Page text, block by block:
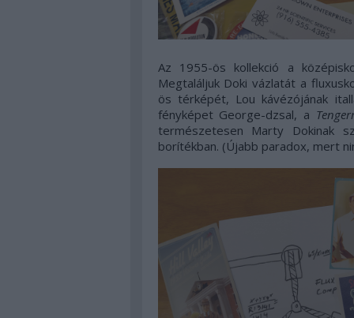
Az 1955-ös kollekció a
Megtaláljuk Doki vázlatát a
ös térképét, Lou kávézójának
fényképet George-dzsal, a
természetesen Marty Dokinak
borítékban. (Újabb paradox, mert